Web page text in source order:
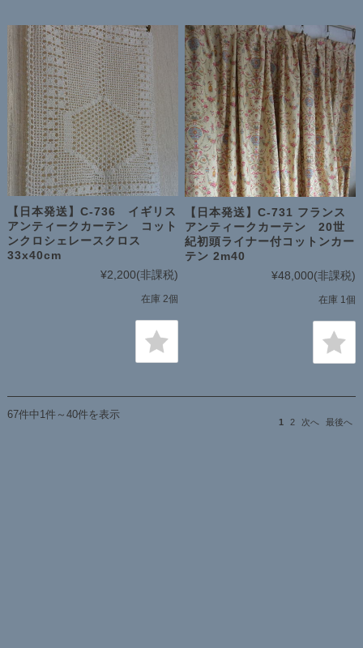
【日本発送】C-736 イギリス
アンティークカーテン コット
ンクロシェレースクロス
33x40cm
¥2,200(非課税)
在庫 2個
【日本発送】C-731 フランス
アンティークカーテン 20世
紀初頭ライナー付コットンカー
テン 2m40
¥48,000(非課税)
在庫 1個
67件中1件～40件を表示
1 2 次へ 最後へ